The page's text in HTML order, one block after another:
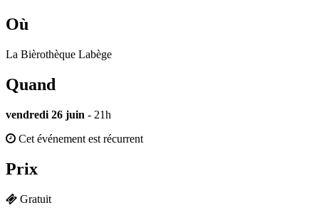
Où
La Bièrothèque Labège
Quand
vendredi 26 juin - 21h
Cet événement est récurrent
Prix
Gratuit